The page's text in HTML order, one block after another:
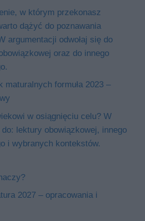
w którym przekonasz
dążyć do poznawania
argumentacji odwołaj się do
oraz do innego
maturalnych formuła 2023 –
w osiągnięciu celu? W
do: lektury obowiązkowej, innego
i wybranych kontekstów.
2027 – opracowania i